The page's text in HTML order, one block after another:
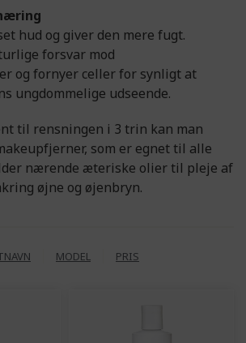
hud og giver den mere fugt.
forsvar mod
og fornyer celler for synligt at
ungdommelige udseende.
til rensningen i 3 trin kan man
som er egnet til alle
nærende æteriske olier til pleje af
øjne og øjenbryn.
MODEL PRIS